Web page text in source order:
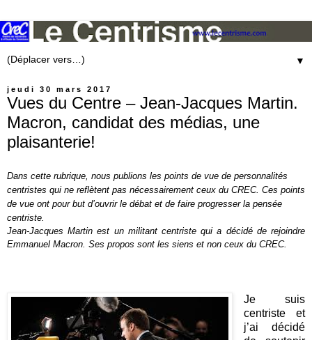
▼
jeudi 30 mars 2017
Vues du Centre – Jean-Jacques Martin.
Macron, candidat des médias, une
plaisanterie!
Dans cette rubrique, nous publions les points de vue de personnalités
centristes qui ne reflètent pas nécessairement ceux du CREC. Ces points
de vue ont pour but d’ouvrir le débat et de faire progresser la pensée
centriste.
Jean-Jacques Martin est un militant centriste qui a décidé de rejoindre
Emmanuel Macron. Ses propos sont les siens et non ceux du CREC.
Je suis
centriste et
j’ai décidé